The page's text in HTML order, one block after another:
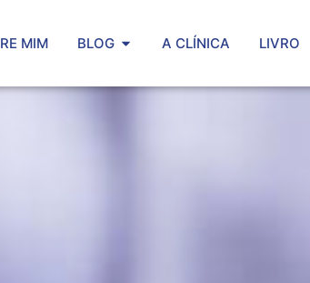
MIM BLOG A CLÍNICA LIVRO